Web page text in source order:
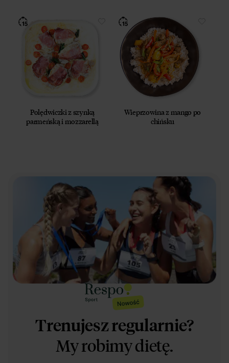
Polędwiczki z szynką
parmeńską i mozzarellą
Wieprzowina z mango po
chińsku
Trenujesz regularnie?
My robimy dietę.